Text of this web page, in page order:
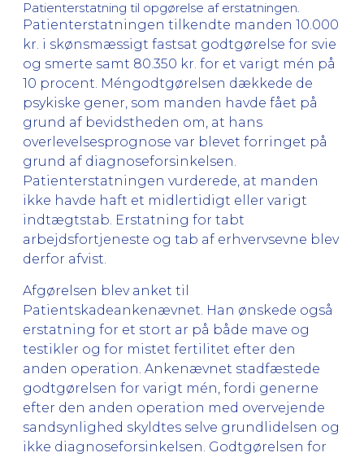
Patienterstatning til opgørelse af erstatningen.
Patienterstatningen tilkendte manden 10.000
kr. i skønsmæssigt fastsat godtgørelse for svie
og smerte samt 80.350 kr. for et varigt mén på
10 procent. Méngodtgørelsen dækkede de
psykiske gener, som manden havde fået på
grund af bevidstheden om, at hans
overlevelsesprognose var blevet forringet på
grund af diagnoseforsinkelsen.
Patienterstatningen vurderede, at manden
ikke havde haft et midlertidigt eller varigt
indtægtstab. Erstatning for tabt
arbejdsfortjeneste og tab af erhvervsevne blev
derfor afvist.
Afgørelsen blev anket til
Patientskadeankenævnet. Han ønskede også
erstatning for et stort ar på både mave og
testikler og for mistet fertilitet efter den
anden operation. Ankenævnet stadfæstede
godtgørelsen for varigt mén, fordi generne
efter den anden operation med overvejende
sandsynlighed skyldtes selve grundlidelsen og
ikke diagnoseforsinkelsen. Godtgørelsen for